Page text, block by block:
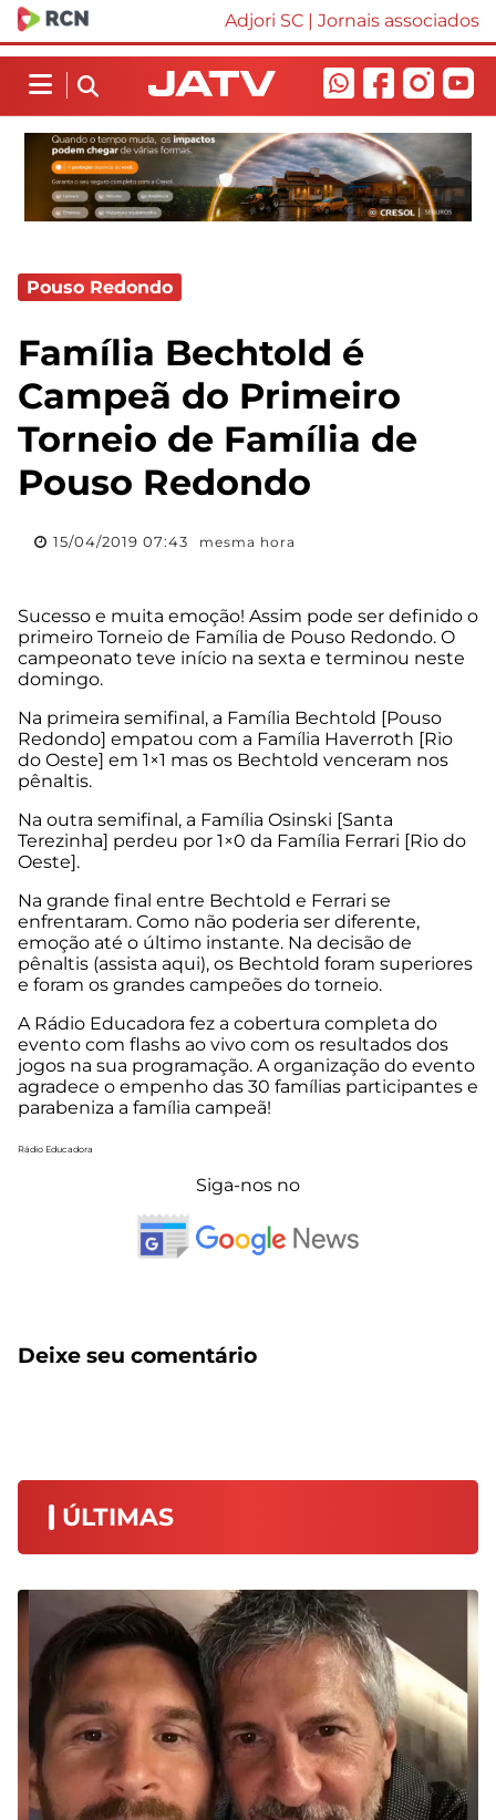
Adjori SC | Jornais associados
Pouso Redondo
Família Bechtold é
Campeã do Primeiro
Torneio de Família de
Pouso Redondo
15/04/2019 07:43 mesma hora
Sucesso e muita emoção! Assim pode ser definido o
primeiro Torneio de Família de Pouso Redondo. O
campeonato teve início na sexta e terminou neste
domingo.
Na primeira semifinal, a Família Bechtold [Pouso
Redondo] empatou com a Família Haverroth [Rio
do Oeste] em 1×1 mas os Bechtold venceram nos
pênaltis.
Na outra semifinal, a Família Osinski [Santa
Terezinha] perdeu por 1×0 da Família Ferrari [Rio do
Oeste].
Na grande final entre Bechtold e Ferrari se
enfrentaram. Como não poderia ser diferente,
emoção até o último instante. Na decisão de
pênaltis (assista aqui), os Bechtold foram superiores
e foram os grandes campeões do torneio.
A Rádio Educadora fez a cobertura completa do
evento com flashs ao vivo com os resultados dos
jogos na sua programação. A organização do evento
agradece o empenho das 30 famílias participantes e
parabeniza a família campeã!
Rádio Educadora
Siga-nos no
Deixe seu comentário
ÚLTIMAS